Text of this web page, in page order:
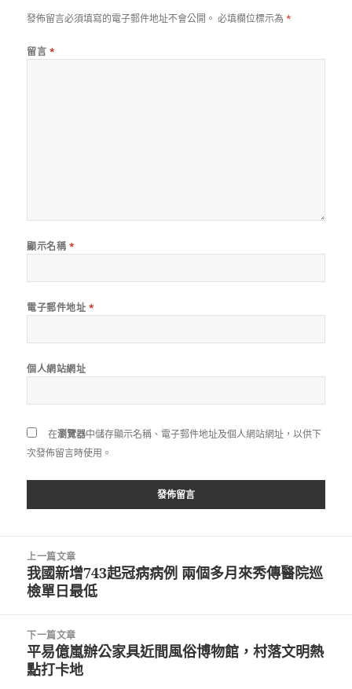
發佈留言必須填寫的電子郵件地址不會公開。 必填欄位標示為*
留言 *
顯示名稱 *
電子郵件地址 *
個人網站網址
在瀏覽器中儲存顯示名稱、電子郵件地址及個人網站網址，以供下
次發佈留言時使用。
上一篇文章
上
一
文
章:
我國新增743起冠病病例 兩個多月來秀傳醫院巡
檢單日最低
下一篇文章
下
一
平易億嵐辦公家具近間風俗博物館，村落文明熱
點打卡地